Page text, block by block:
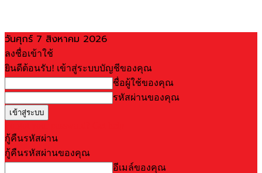
วันศุกร์ 7 สิงหาคม 2026
ลงชื่อเข้าใช้
ยินดีต้อนรับ! เข้าสู่ระบบบัญชีของคุณ
ชื่อผู้ใช้ของคุณ
รหัสผ่านของคุณ
กู้คืนรหัสผ่าน
กู้คืนรหัสผ่านของคุณ
อีเมล์ของคุณ